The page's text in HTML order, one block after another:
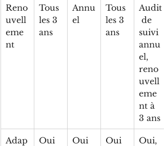
Reno
uvell
eme
nt
Tous
les 3
ans
Annu
el
Tous
les 3
ans
Audit
de
suivi
annu
el,
reno
uvell
eme
nt à
3 ans
Adap
Oui Oui
Oui
Oui,